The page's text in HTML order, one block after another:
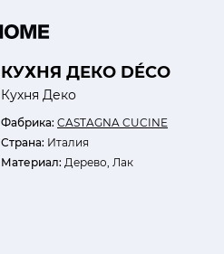
КУХНЯ ДЕКО DÉCO
Кухня Деко
Фабрика: CASTAGNA CUCINE
Страна: Италия
Материал: Дерево, Лак